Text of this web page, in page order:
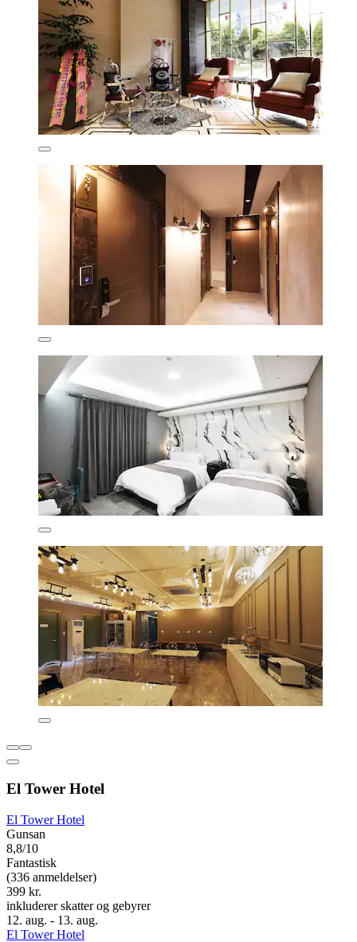
El Tower Hotel
El Tower Hotel
Gunsan
8,8/10
Fantastisk
(336 anmeldelser)
399 kr.
inkluderer skatter og gebyrer
12. aug. - 13. aug.
El Tower Hotel